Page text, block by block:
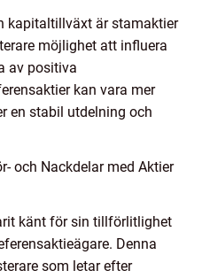
kapitaltillväxt är stamaktier
möjlighet att influera
av positiva
kan vara mer
en stabil utdelning och
och Nackdelar med Aktier
känt för sin tillförlitlighet
Denna
som letar efter